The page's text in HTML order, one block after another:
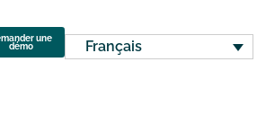
une
démo
Français